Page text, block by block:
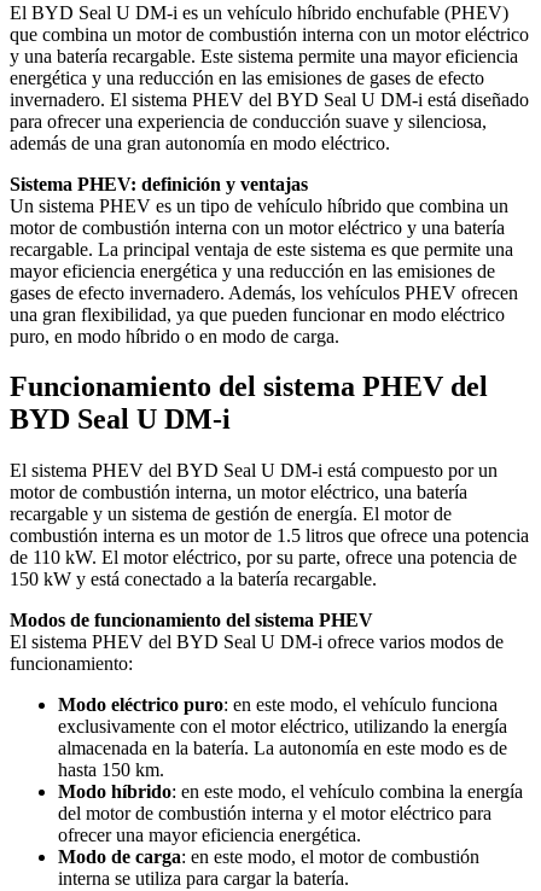
El BYD Seal U DM-i es un vehículo híbrido enchufable (PHEV)
que combina un motor de combustión interna con un motor eléctrico
y una batería recargable. Este sistema permite una mayor eficiencia
energética y una reducción en las emisiones de gases de efecto
invernadero. El sistema PHEV del BYD Seal U DM-i está diseñado
para ofrecer una experiencia de conducción suave y silenciosa,
además de una gran autonomía en modo eléctrico.
Sistema PHEV: definición y ventajas
Un sistema PHEV es un tipo de vehículo híbrido que combina un
motor de combustión interna con un motor eléctrico y una batería
recargable. La principal ventaja de este sistema es que permite una
mayor eficiencia energética y una reducción en las emisiones de
gases de efecto invernadero. Además, los vehículos PHEV ofrecen
una gran flexibilidad, ya que pueden funcionar en modo eléctrico
puro, en modo híbrido o en modo de carga.
Funcionamiento del sistema PHEV del
BYD Seal U DM-i
El sistema PHEV del BYD Seal U DM-i está compuesto por un
motor de combustión interna, un motor eléctrico, una batería
recargable y un sistema de gestión de energía. El motor de
combustión interna es un motor de 1.5 litros que ofrece una potencia
de 110 kW. El motor eléctrico, por su parte, ofrece una potencia de
150 kW y está conectado a la batería recargable.
Modos de funcionamiento del sistema PHEV
El sistema PHEV del BYD Seal U DM-i ofrece varios modos de
funcionamiento:
Modo eléctrico puro: en este modo, el vehículo funciona
exclusivamente con el motor eléctrico, utilizando la energía
almacenada en la batería. La autonomía en este modo es de
hasta 150 km.
Modo híbrido: en este modo, el vehículo combina la energía
del motor de combustión interna y el motor eléctrico para
ofrecer una mayor eficiencia energética.
Modo de carga: en este modo, el motor de combustión
interna se utiliza para cargar la batería.